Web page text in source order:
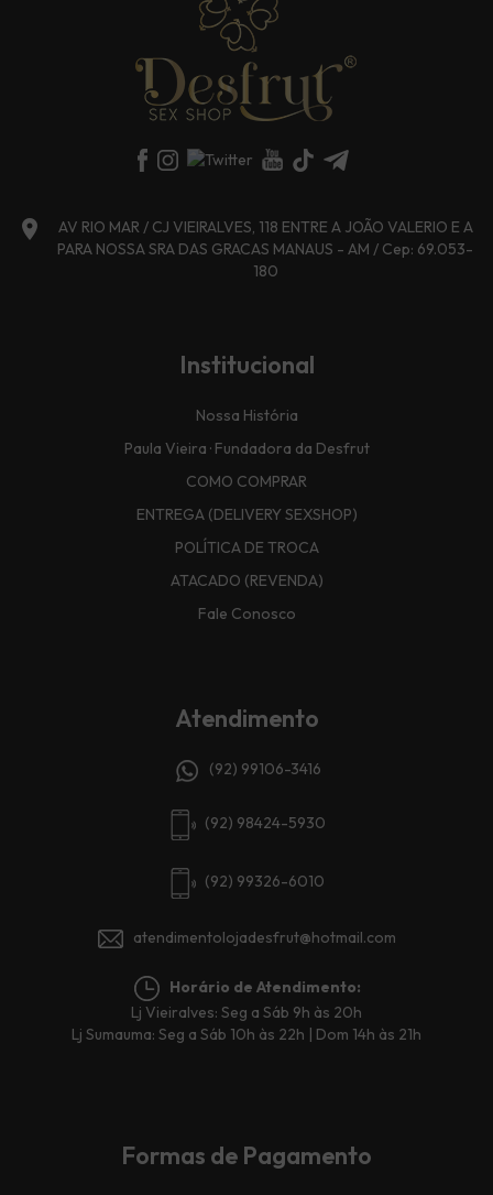
location_on
AV RIO MAR / CJ VIEIRALVES, 118 ENTRE A JOÃO VALERIO E A
PARA NOSSA SRA DAS GRACAS MANAUS - AM / Cep: 69.053-
180
Institucional
Nossa História
Paula Vieira · Fundadora da Desfrut
COMO COMPRAR
ENTREGA (DELIVERY SEXSHOP)
POLÍTICA DE TROCA
ATACADO (REVENDA)
Fale Conosco
Atendimento
(92) 99106-3416
(92) 98424-5930
(92) 99326-6010
atendimentolojadesfrut@hotmail.com
Horário de Atendimento:
Lj Vieiralves: Seg a Sáb 9h às 20h
Lj Sumauma: Seg a Sáb 10h às 22h | Dom 14h às 21h
Formas de Pagamento